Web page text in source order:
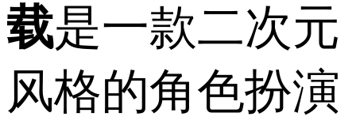
载是一款二次元
风格的角色扮演